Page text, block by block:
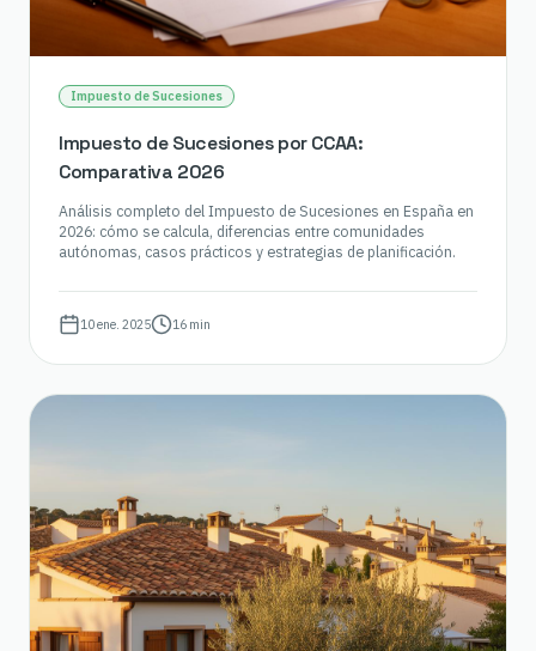
Impuesto de Sucesiones
Impuesto de Sucesiones por CCAA:
Comparativa 2026
Análisis completo del Impuesto de Sucesiones en España en
2026: cómo se calcula, diferencias entre comunidades
autónomas, casos prácticos y estrategias de planificación.
10 ene. 2025 16 min